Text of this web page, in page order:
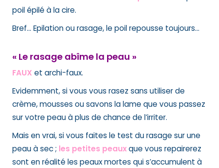
poil épilé à la cire.
Bref… Epilation ou rasage, le poil repousse toujours…
« Le rasage abîme la peau »
FAUX et archi-faux.
Evidemment, si vous vous rasez sans utiliser de
crème, mousses ou savons la lame que vous passez
sur votre peau à plus de chance de l’irriter.
Mais en vrai, si vous faites le test du rasage sur une
peau à sec ; les petites peauxque vous repairerez
sont en réalité les peaux mortes qui s’accumulent à